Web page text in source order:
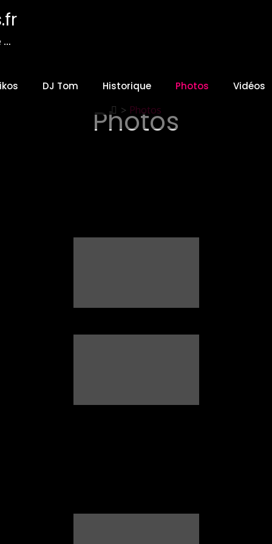
…
DJ Tom Historique Photos Vidéos
Photos
> Photos